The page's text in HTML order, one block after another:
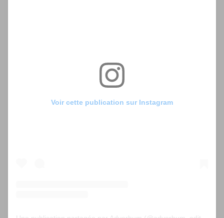
Voir cette publication sur Instagram